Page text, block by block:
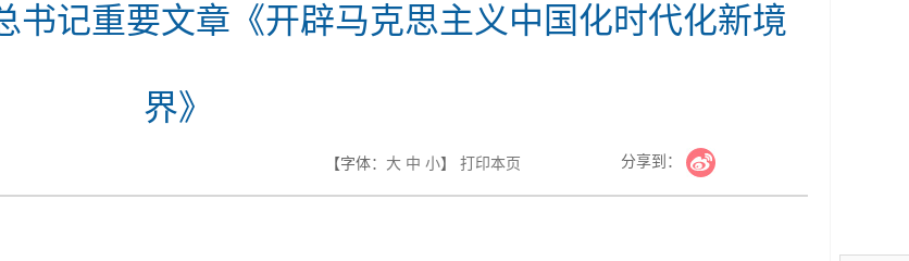
书记重要文章《开辟马克思主义中国化时代化新境
界》
【字体： 大 中 小】 打印本页 分享到：